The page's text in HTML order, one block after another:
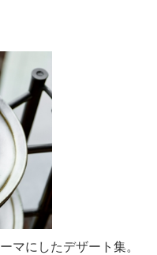
マにしたデザート集。